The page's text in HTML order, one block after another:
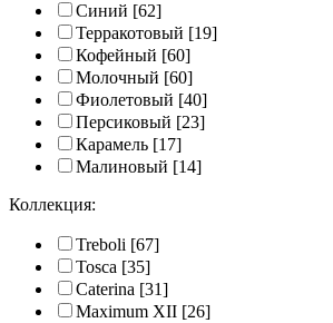
Синий [62]
Терракотовый [19]
Кофейный [60]
Молочный [60]
Фиолетовый [40]
Персиковый [23]
Карамель [17]
Малиновый [14]
Коллекция:
Treboli [67]
Tosca [35]
Caterina [31]
Maximum XII [26]